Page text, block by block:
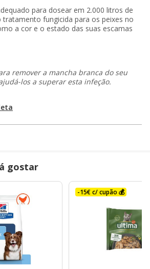
para dosear em 2.000 litros de
tratamento fungicida para os peixes no
a cor e o estado das suas escamas
remover a mancha branca do seu
los a superar esta infeção.
gostar
-15€ c/ cupão 💰